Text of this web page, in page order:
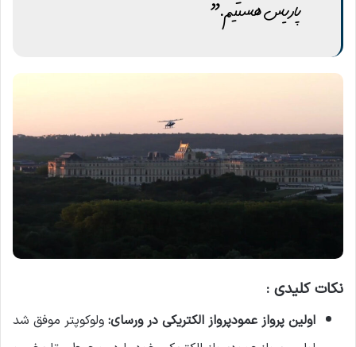
پاریس هستیم.”
نکات کلیدی :
اولین پرواز عمودپرواز الکتریکی در ورسای: ولوکوپتر موفق شد